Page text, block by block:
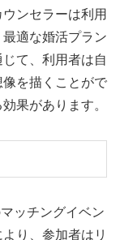
ンセラーは利用
適な婚活プラン
て、利用者は自
を描くことがで
果があります。
ッチングイベン
り、参加者はリ